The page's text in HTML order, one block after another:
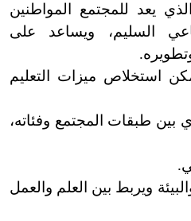
يعد للمجتمع المواطنين
السليم، ويساعد على
استخلاص ميزات التعليم
بين طبقات المجتمع وفئاته،
ويربط بين العلم والعمل